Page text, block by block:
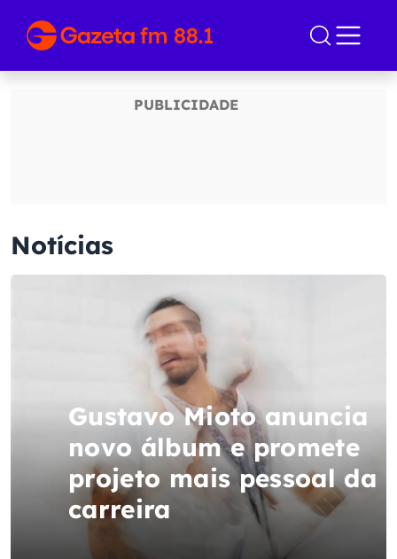
Notícias
Gustavo Mioto anuncia
novo álbum e promete
projeto mais pessoal da
carreira